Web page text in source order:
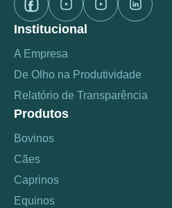
Institucional
A Empresa
De Olho na Produtividade
Relatório de Transparência
Produtos
Bovinos
Cães
Caprinos
Equinos